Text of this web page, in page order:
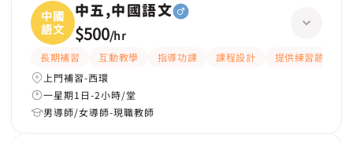
中國
語文
中五,中國語文
$500/hr
長期補習 互動教學 指導功課 課程設計
提供練習題/試題
上門補習-西環
一星期1日-2小時/堂
男導師/女導師-現職教師